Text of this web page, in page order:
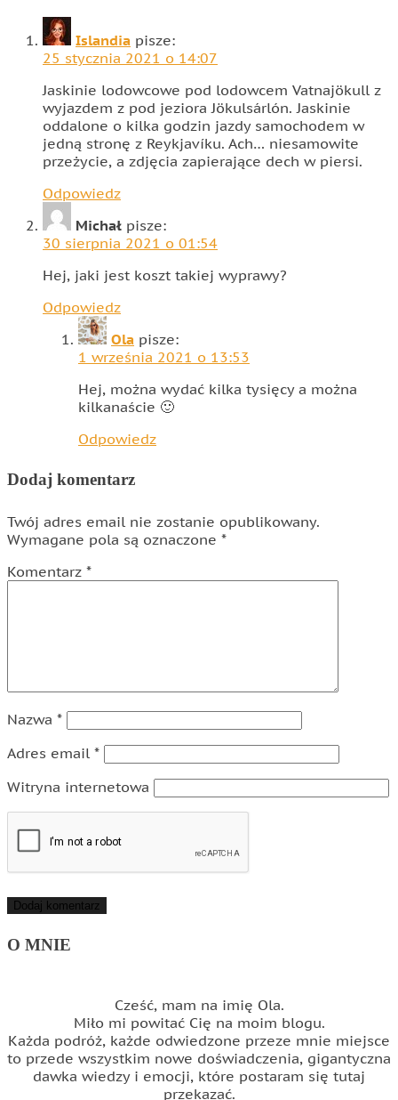
Islandia pisze:
25 stycznia 2021 o 14:07
Jaskinie lodowcowe pod lodowcem Vatnajökull z
wyjazdem z pod jeziora Jökulsárlón. Jaskinie
oddalone o kilka godzin jazdy samochodem w
jedną stronę z Reykjavíku. Ach… niesamowite
przeżycie, a zdjęcia zapierające dech w piersi.
Odpowiedz
Michał pisze:
30 sierpnia 2021 o 01:54
Hej, jaki jest koszt takiej wyprawy?
Odpowiedz
Ola pisze:
1 września 2021 o 13:53
Hej, można wydać kilka tysięcy a można
kilkanaście 🙂
Odpowiedz
Dodaj komentarz
Twój adres email nie zostanie opublikowany.
Wymagane pola są oznaczone *
Komentarz *
Nazwa *
Adres email *
Witryna internetowa
O MNIE
Cześć, mam na imię Ola.
Miło mi powitać Cię na moim blogu.
Każda podróż, każde odwiedzone przeze mnie miejsce
to przede wszystkim nowe doświadczenia, gigantyczna
dawka wiedzy i emocji, które postaram się tutaj
przekazać.